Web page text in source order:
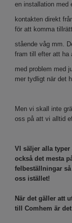
en installation med
kontakten direkt
för att komma
stående våg mm.
fram till efter att ha
med problem med
mer tydligt när det
Men vi skall inte
oss på att vi alltid
VI säljer alla
också det mesta
felbeställningar
oss istället!
När det gäller att
till Comhem är